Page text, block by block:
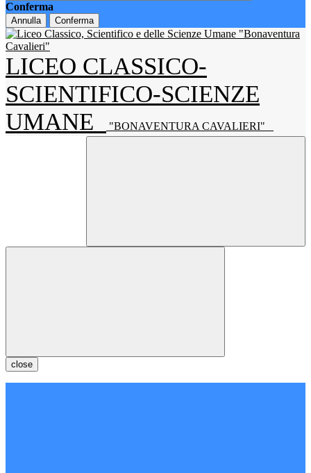
Conferma
Annulla Conferma
LICEO CLASSICO-
SCIENTIFICO-SCIENZE
UMANE
"BONAVENTURA CAVALIERI"
close